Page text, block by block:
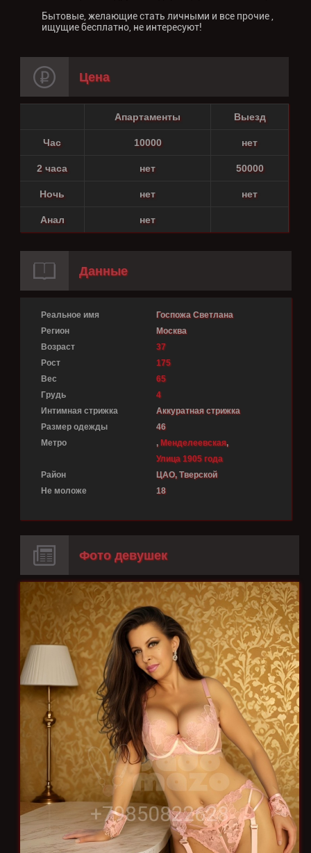
Бытовые, желающие стать личными и все прочие ,
ищущие бесплатно, не интересуют!
Цена
Апартаменты Выезд
Час 10000 нет
2 часа нет 50000
Ночь нет нет
Анал нет
Данные
Реальное имя
Госпожа Светлана
Регион
Москва
Возраст
37
Рост
175
Вес
65
Грудь
4
Интимная стрижка
Аккуратная стрижка
Размер одежды
46
Метро
, Менделеевская,
Улица 1905 года
Район
ЦАО, Тверской
Не моложе
18
Фото девушек